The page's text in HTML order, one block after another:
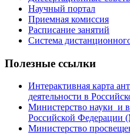
Научный портал
Приемная комиссия
Расписание занятий
Система
Полезные ссылки
Интерактивная карта
деятельности в
Министерство науки и
Российской Федерации
Министерство